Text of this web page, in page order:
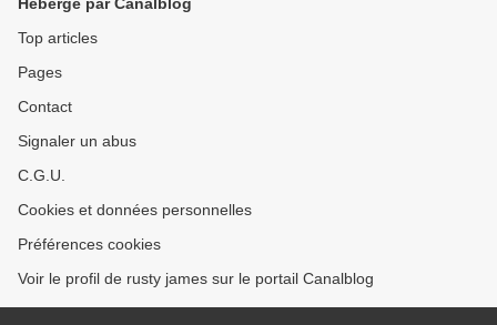
Top articles
Pages
Contact
Signaler un abus
C.G.U.
Cookies et données personnelles
Préférences cookies
Voir le profil de rusty james sur le portail Canalblog